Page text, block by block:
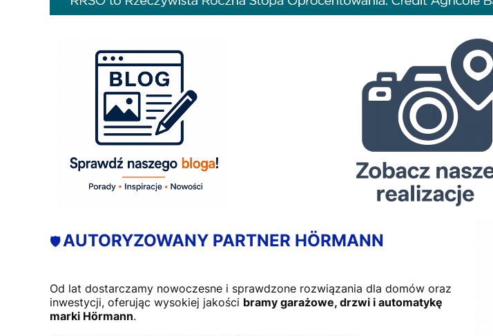
🛡️AUTORYZOWANY PARTNER HÖRMANN
Od lat dostarczamy nowoczesne i sprawdzone rozwiązania dla domów oraz
inwestycji, oferując wysokiej jakości bramy garażowe, drzwi i automatykę
marki Hörmann.